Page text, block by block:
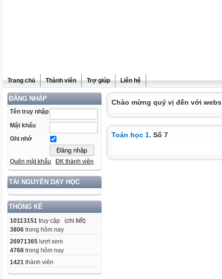
Trang chủ Thành viên Trợ giúp Liên hệ
ĐĂNG NHẬP
Tên truy nhập
Mật khẩu
Ghi nhớ
Quên mật khẩu ĐK thành viên
TÀI NGUYÊN DẠY HỌC
THỐNG KÊ
10113151 truy cập (chi tiết)
3806 trong hôm nay
26971365 lượt xem
4768 trong hôm nay
1421 thành viên
Chào mừng quý vị đến với
Toán học 1. Số 7